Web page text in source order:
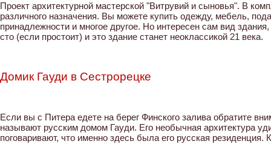
Проект архитектурной мастерской "Витрувий и сыновья". В
различного назначения. Вы можете купить одежду, мебель,
принадлежности и многое другое. Но интересен сам вид
сто (если простоит) и это здание станет неоклассикой 21 века.
Домик Гауди в Сестрорецке
Если вы с Питера едете на берег Финского залива обратите
называют русским домом Гауди. Его необычная архитектура
поговаривают, что именно здесь была его русская резиденция.